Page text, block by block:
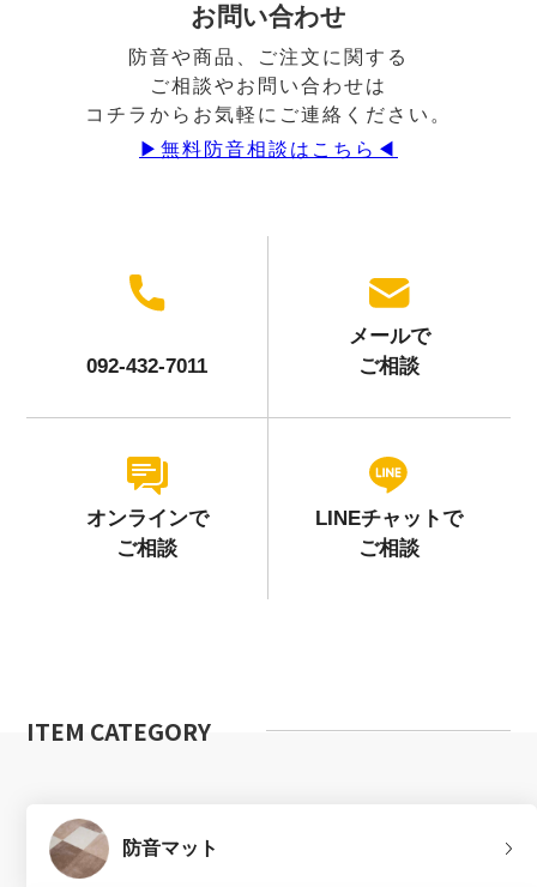
お問い合わせ
防音や商品、ご注文に関する
ご相談やお問い合わせは
コチラからお気軽にご連絡ください。
▶︎無料防音相談はこちら◀︎
092-432-7011
メールで
ご相談
オンラインで
ご相談
LINEチャットで
ご相談
ITEM CATEGORY
防音マット